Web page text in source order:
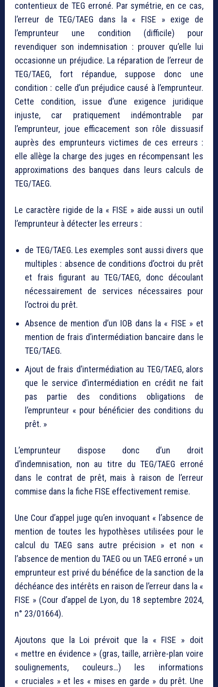
contentieux de TEG erroné. Par symétrie, en ce cas,
l’erreur de TEG/TAEG dans la « FISE » exige de
l’emprunteur une condition (difficile) pour
revendiquer son indemnisation : prouver qu’elle lui
occasionne un préjudice. La réparation de l’erreur de
TEG/TAEG, fort répandue, suppose donc une
condition : celle d’un préjudice causé à l’emprunteur.
Cette condition, issue d’une exigence juridique
injuste, car pratiquement indémontrable par
l’emprunteur, joue efficacement son rôle dissuasif
auprès des emprunteurs victimes de ces erreurs :
elle allège la charge des juges en récompensant les
approximations des banques dans leurs calculs de
TEG/TAEG.
Le caractère rigide de la « FISE » aide aussi un outil
l’emprunteur à détecter les erreurs :
de TEG/TAEG. Les exemples sont aussi divers que
multiples : absence de conditions d’octroi du prêt
et frais figurant au TEG/TAEG, donc découlant
nécessairement de services nécessaires pour
l’octroi du prêt.
Absence de mention d’un IOB dans la « FISE » et
mention de frais d’intermédiation bancaire dans le
TEG/TAEG.
Ajout de frais d’intermédiation au TEG/TAEG, alors
que le service d’intermédiation en crédit ne fait
pas partie des conditions obligations de
l’emprunteur « pour bénéficier des conditions du
prêt. »
L’emprunteur dispose donc d’un droit
d’indemnisation, non au titre du TEG/TAEG erroné
dans le contrat de prêt, mais à raison de l’erreur
commise dans la fiche FISE effectivement remise.
Une Cour d’appel juge qu’en invoquant « l’absence de
mention de toutes les hypothèses utilisées pour le
calcul du TAEG sans autre précision » et non «
l’absence de mention du TAEG ou un TAEG erroné » un
emprunteur est privé du bénéfice de la sanction de la
déchéance des intérêts en raison de l’erreur dans la «
FISE » (Cour d’appel de Lyon, du 18 septembre 2024,
n° 23/01664).
Ajoutons que la Loi prévoit que la « FISE » doit
« mettre en évidence » (gras, taille, arrière-plan voire
soulignements, couleurs…) les informations
« cruciales » et les « mises en garde » du prêt. Une